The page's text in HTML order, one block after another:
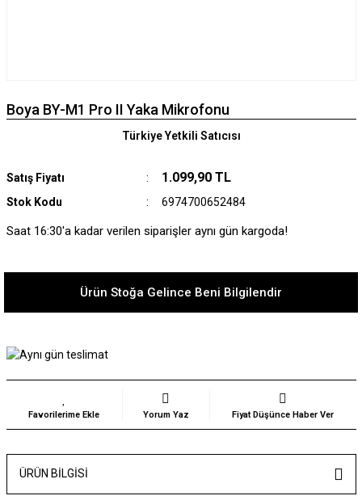
Boya BY-M1 Pro II Yaka Mikrofonu
Satış Fiyatı 1.099,90 TL
Stok Kodu 6974700652484
Türkiye Yetkili Satıcısı
Saat 16:30'a kadar verilen siparişler aynı gün kargoda!
Ürün Stoğa Gelince Beni Bilgilendir
Yorum Yaz Fiyat Düşünce Haber Ver
ÜRÜN BILGISI